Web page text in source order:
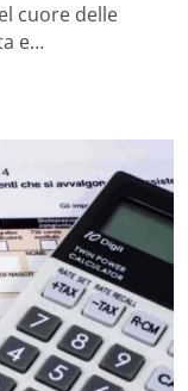
cuore delle
e…